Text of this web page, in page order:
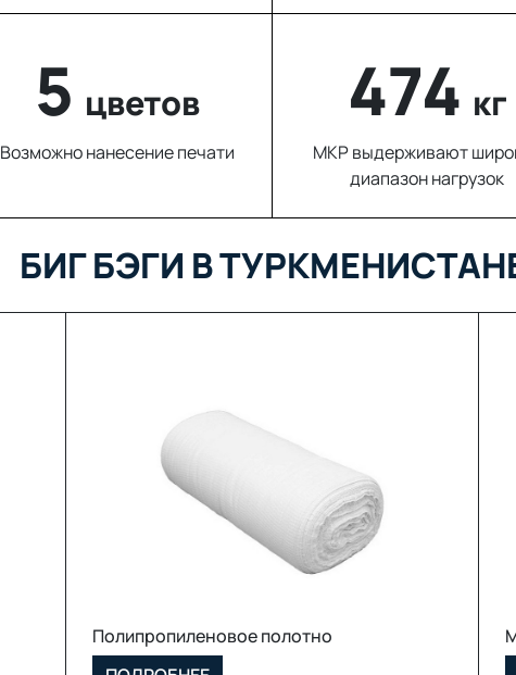
5 цветов
Возможно нанесение печати
833 кг
МКР выдерживают
диапазон нагрузок
БИГ БЭГИ В
МКР (Биг Бэг)